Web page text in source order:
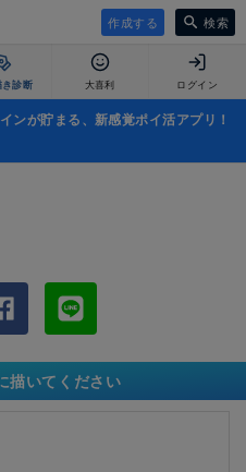
作成する 検索
診断 大喜利 ログイン
ンが貯まる、新感覚ポイ活アプリ！
描いてください